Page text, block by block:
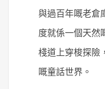
與過百年嘅老倉
度就係一個天然
棧道上穿梭探險
嘅童話世界。